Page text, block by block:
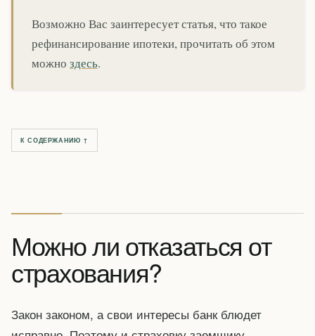
Возможно Вас заинтересует статья, что такое
рефинансирование ипотеки, прочитать об этом
можно здесь.
К СОДЕРЖАНИЮ ↑
Можно ли отказаться от
страхования?
Закон законом, а свои интересы банк блюдет